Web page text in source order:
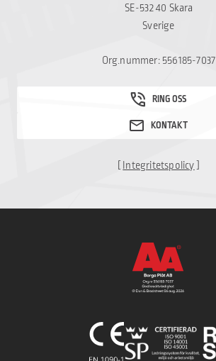
SE-532 40 Skara
Sverige
Org.nummer: 556185-7037
[Integritetspolicy]